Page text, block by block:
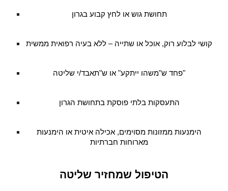
תחושת גוש או לחץ קבוע בגרון
קושי לבלוע רוק, אוכל או שתייה – ללא בעיה רפואית ממשית
פחד ש"משהו ייתקע" או ש"תאבד/י שליטה"
התעסקות בלתי פוסקת בתחושת הגרון
הימנעות ממזונות מסוימים, אכילה איטית או הימנעות
מארוחות חברתיות
הטיפול שמחזיר שליטה